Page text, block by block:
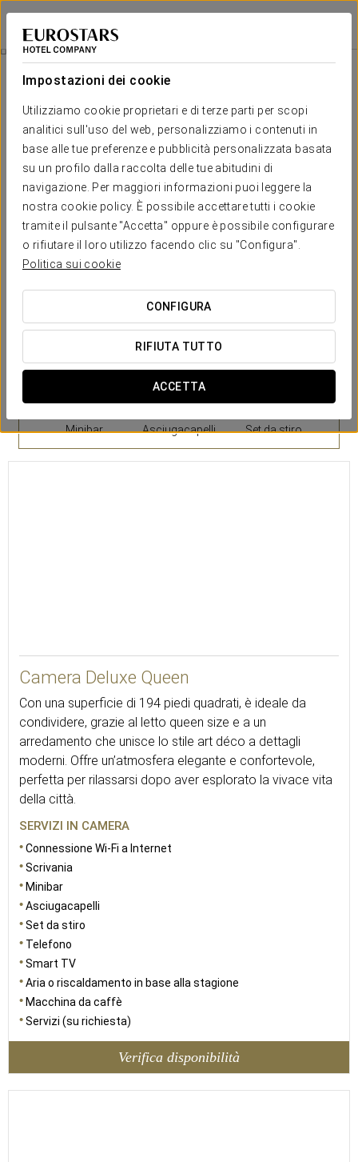
Impostazioni dei cookie
Utilizziamo cookie proprietari e di terze parti per scopi
analitici sull'uso del web, personalizziamo i contenuti in
base alle tue preferenze e pubblicità personalizzata basata
su un profilo dalla raccolta delle tue abitudini di
navigazione. Per maggiori informazioni puoi leggere la
nostra cookie policy. È possibile accettare tutti i cookie
tramite il pulsante "Accetta" oppure è possibile configurare
o rifiutare il loro utilizzo facendo clic su "Configura".
Politica sui cookie
CONFIGURA
RIFIUTA TUTTO
ACCETTA
Eurostars Winter Haven
MIAMI BEACH
Camere
Camere
Il comfort e il riposo di cui hai
bisogno
Le 70 camere dell'Eurostars Winter Haven combinano
l'eleganza Art Decocon il comfort moderno. Arredate con
tonalità morbide e legni pregiati, offrono un ambiente
accogliente e lussuoso nel vibrante cuore di South Beach. I
nostri ospiti possono godere di viste sull'oceano o su Ocean
Drive e di servizi che garantiscono un soggiorno piacevole e
SERVIZI ESCLUSIVI
Camera
Minibar Asciugacapelli Set da stiro
Camera Deluxe Queen
Con una superficie di 194 piedi quadrati, è ideale da
condividere, grazie al letto queen size e a un
arredamento che unisce lo stile art déco a dettagli
moderni. Offre un’atmosfera elegante e confortevole,
perfetta per rilassarsi dopo aver esplorato la vivace vita
della città.
SERVIZI IN CAMERA
Connessione Wi-Fi a Internet
Scrivania
Minibar
Asciugacapelli
Set da stiro
Telefono
Smart TV
Aria o riscaldamento in base alla stagione
Macchina da caffè
Servizi (su richiesta)
Verifica disponibilità